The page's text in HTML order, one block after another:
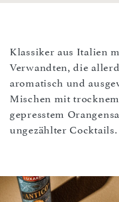
Klassiker aus Italien
Verwandten, die
aromatisch und
Mischen mit
gepresstem
ungezählter Cocktails.